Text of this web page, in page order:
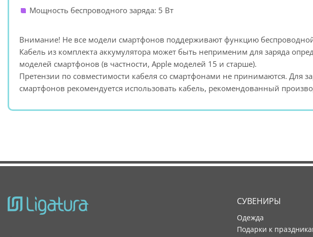
Мощность беспроводного заряда: 5 Вт
Внимание! Не все модели смартфонов поддерживают функцию
Кабель из комплекта аккумулятора может быть неприменим для заряда
моделей смартфонов (в частности, Apple моделей 15 и старше).
Претензии по совместимости кабеля со смартфонами не принимаются. Для
смартфонов рекомендуется использовать кабель, рекомендованный
СУВЕНИРЫ
Одежда
Подарки к